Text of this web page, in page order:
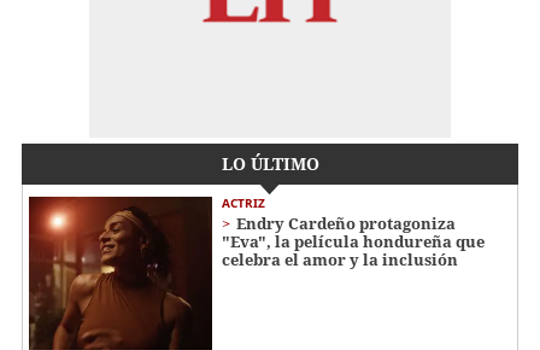
LO ÚLTIMO
ACTRIZ
Endry Cardeño protagoniza
"Eva", la película hondureña que
celebra el amor y la inclusión